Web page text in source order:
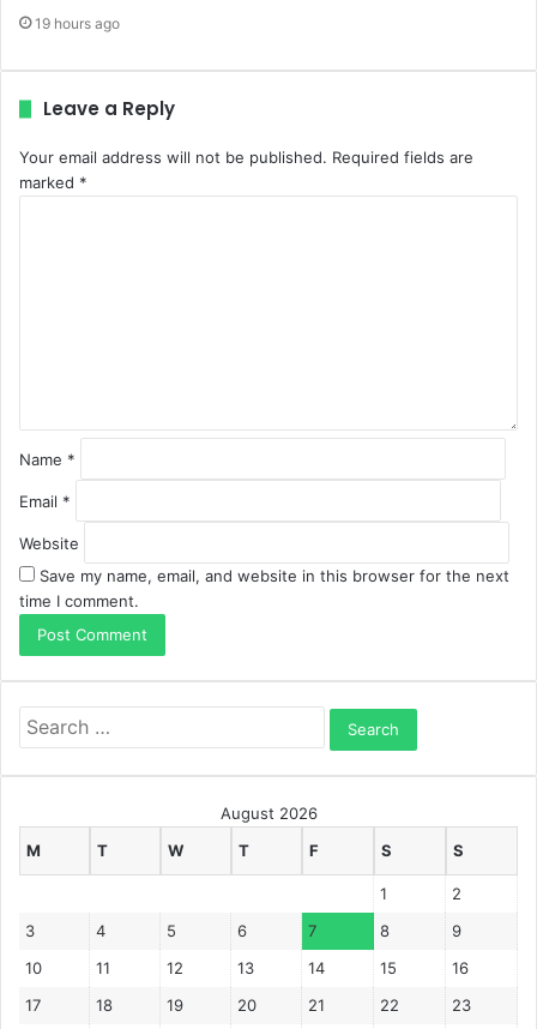
19 hours ago
Leave a Reply
Your email address will not be published. Required fields are
marked *
Name *
Email *
Website
Save my name, email, and website in this browser for the next
time I comment.
Search
August 2026
M
T W T F S S
1
2
3
4 5 6 7 8
9
10
11 12 13 14 15
16
17
18 19 20 21 22
23